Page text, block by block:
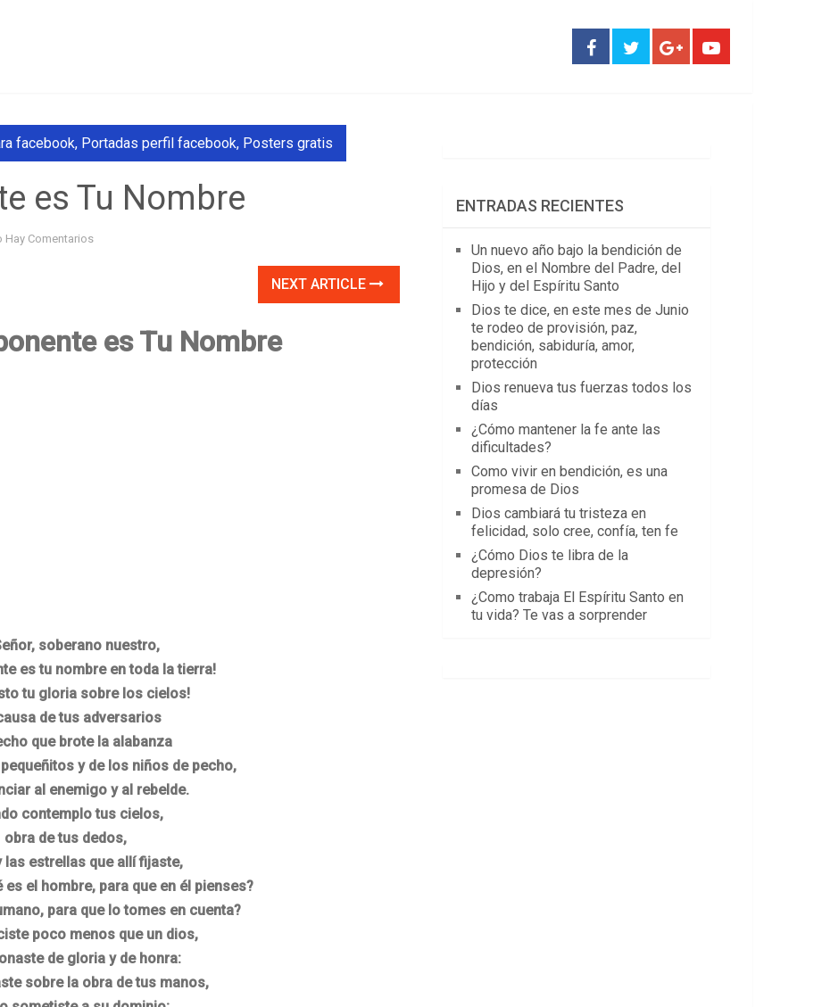
facebook, Portadas perfil facebook, Posters gratis
es Tu Nombre
Hay Comentarios
NEXT ARTICLE
es Tu Nombre
soberano nuestro,
es tu nombre en toda la tierra!
tu gloria sobre los cielos!
de tus adversarios
que brote la alabanza
y de los niños de pecho,
al enemigo y al rebelde.
contemplo tus cielos,
obra de tus dedos,
las estrellas que allí fijaste,
es el hombre, para que en él pienses?
para que lo tomes en cuenta?
poco menos que un dios,
de gloria y de honra:
sobre la obra de tus manos,
ENTRADAS RECIENTES
Un nuevo año bajo la bendición de
Dios, en el Nombre del Padre, del
Hijo y del Espíritu Santo
Dios te dice, en este mes de Junio
te rodeo de provisión, paz,
bendición, sabiduría, amor,
protección
Dios renueva tus fuerzas todos los
días
¿Cómo mantener la fe ante las
dificultades?
Como vivir en bendición, es una
promesa de Dios
Dios cambiará tu tristeza en
felicidad, solo cree, confía, ten fe
¿Cómo Dios te libra de la
depresión?
¿Como trabaja El Espíritu Santo en
tu vida? Te vas a sorprender